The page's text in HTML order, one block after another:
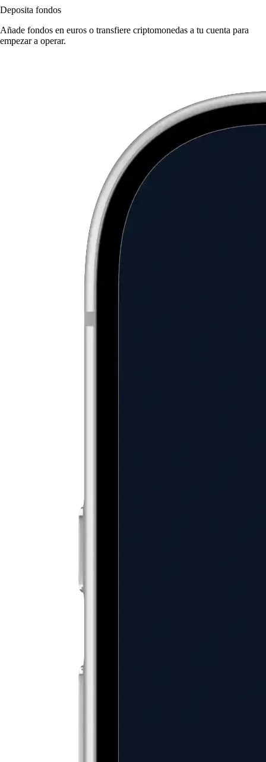
Deposita fondos
Añade fondos en euros o transfiere criptomonedas a tu cuenta para
empezar a operar.